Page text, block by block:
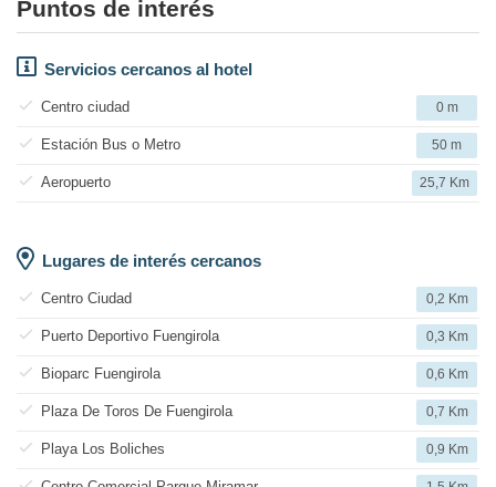
Puntos de interés
Servicios cercanos al hotel
Centro ciudad 0 m
Estación Bus o Metro 50 m
Aeropuerto 25,7 Km
Lugares de interés cercanos
Centro Ciudad 0,2 Km
Puerto Deportivo Fuengirola 0,3 Km
Bioparc Fuengirola 0,6 Km
Plaza De Toros De Fuengirola 0,7 Km
Playa Los Boliches 0,9 Km